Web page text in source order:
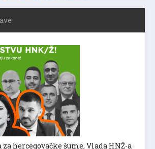
hercegovačke šume, Vlada HNŽ-a